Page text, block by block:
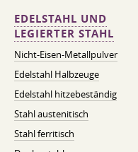
EDELSTAHL UND
LEGIERTER STAHL
Nicht-Eisen-Metallpulver
Edelstahl Halbzeuge
Edelstahl hitzebeständig
Stahl austenitisch
Stahl ferritisch